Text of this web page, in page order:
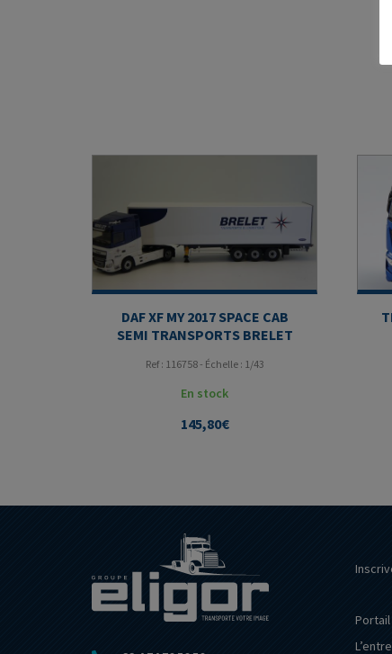
DAF XF MY 2017 SPACE CAB
SEMI TRANSPORTS BRELET
Ref : 116758 - Échelle : 1/43
En stock
145,80€
Portail